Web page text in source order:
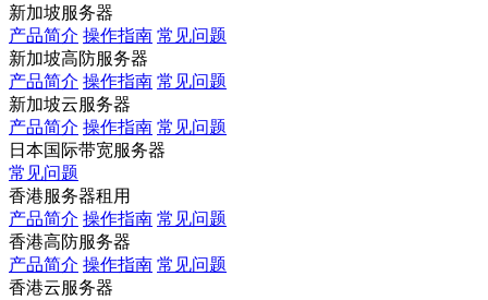
新加坡服务器
产品简介 操作指南 常见问题
新加坡高防服务器
产品简介 操作指南 常见问题
新加坡云服务器
产品简介 操作指南 常见问题
日本国际带宽服务器
常见问题
香港服务器租用
产品简介 操作指南 常见问题
香港高防服务器
产品简介 操作指南 常见问题
香港云服务器